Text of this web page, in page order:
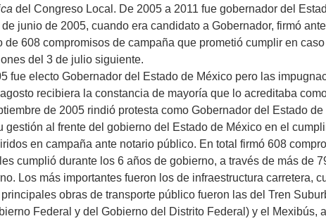
del Congreso Local. De 2005 a 2011 fue gobernador del
junio de 2005, cuando era candidato a Gobernador, firmó
de 608 compromisos de campaña que prometió cumplir en
del 3 de julio siguiente.
fue electo Gobernador del Estado de México pero las
recibiera la constancia de mayoría que lo acreditaba
de 2005 rindió protesta como Gobernador del Estado de
gestión al frente del gobierno del Estado de México en el
en campaña ante notario público. En total firmó 608
cumplió durante los 6 años de gobierno, a través de más de
Los más importantes fueron los de infraestructura carretera,
obras de transporte público fueron las del Tren
Federal y del Gobierno del Distrito Federal) y el Mexibús,